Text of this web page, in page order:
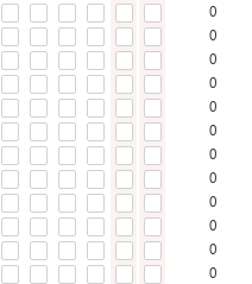
0
0
0
0
0
0
0
0
0
0
0
0